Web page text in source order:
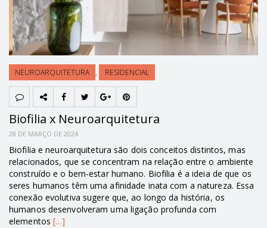
NEUROARQUITETURA , RESIDENCIAL
Biofilia x Neuroarquitetura
28 DE MARÇO DE 2024
Biofilia e neuroarquitetura são dois conceitos distintos, mas
relacionados, que se concentram na relação entre o ambiente
construído e o bem-estar humano. Biofilia é a ideia de que os
seres humanos têm uma afinidade inata com a natureza. Essa
conexão evolutiva sugere que, ao longo da história, os
humanos desenvolveram uma ligação profunda com
elementos[…]